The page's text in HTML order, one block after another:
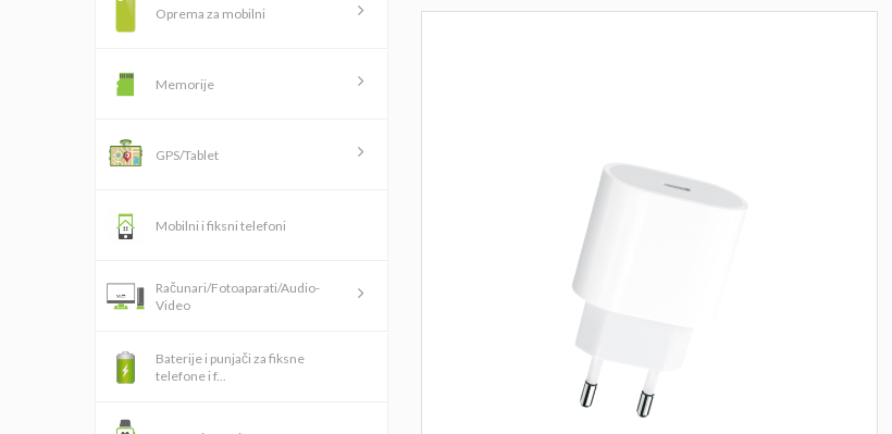
Oprema za mobilni
Memorije
GPS/Tablet
Mobilni i fiksni telefoni
Računari/Fotoaparati/Audio-
Video
Baterije i punjači za fiksne
telefone i f...